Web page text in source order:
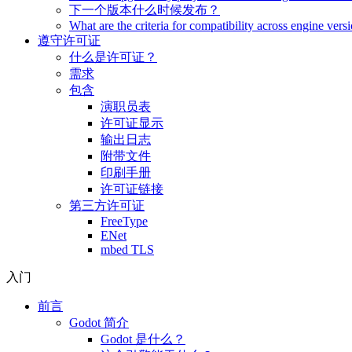
下一个版本什么时候发布？
What are the criteria for compatibility across engine
遵守许可证
什么是许可证？
需求
包含
演职员表
许可证显示
输出日志
附带文件
印刷手册
许可证链接
第三方许可证
FreeType
ENet
mbed TLS
入门
前言
Godot 简介
Godot 是什么？